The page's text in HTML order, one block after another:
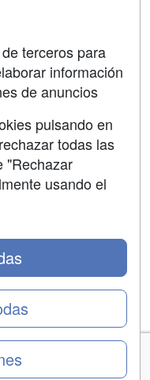
Web, S.L. - Calle
Tel: 91 533 70 78
terceros para
información
de anuncios
pulsando en
todas las
"Rechazar
usando el